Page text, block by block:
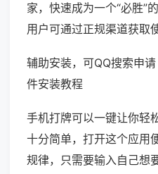
家，快速成为一个“必胜”
用户可通过正规渠道获取
辅助安装，可QQ搜索申
件安装教程
手机打牌可以一键让你轻
十分简单，打开这个应用
规律，只需要输入自己想